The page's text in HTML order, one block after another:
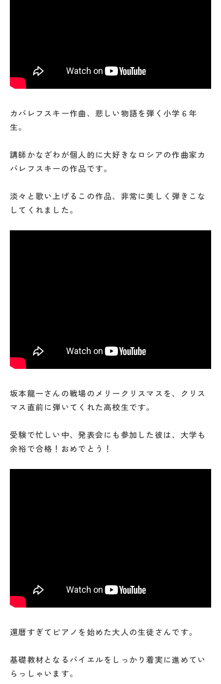
カバレフスキー作曲、悲しい物語を弾く小学６年
生。
講師かなざわが個人的に大好きなロシアの作曲家カ
バレフスキーの作品です。
淡々と歌い上げるこの作品、非常に美しく弾きこな
してくれました。
坂本龍一さんの戦場のメリークリスマスを、クリス
マス直前に弾いてくれた高校生です。
受験で忙しい中、発表会にも参加した彼は、大学も
余裕で合格！おめでとう！
還暦すぎてピアノを始めた大人の生徒さんです。
基礎教材となるバイエルをしっかり着実に進めてい
らっしゃいます。